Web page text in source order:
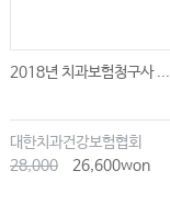
2018년 치과보험청구사 ...
대한치과건강보험협회
28,000
26,600won